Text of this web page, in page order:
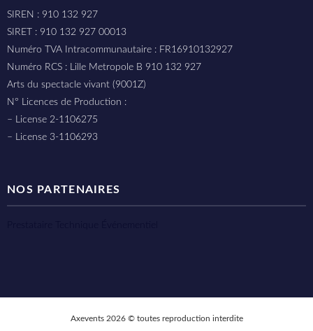
SIREN : 910 132 927
SIRET : 910 132 927 00013
Numéro TVA Intracommunautaire : FR16910132927
Numéro RCS : Lille Metropole B 910 132 927
Arts du spectacle vivant (9001Z)
N° Licences de Production :
– License 2-1106275
– License 3-1106293
NOS PARTENAIRES
Axevents 2026 © toutes reproduction interdite